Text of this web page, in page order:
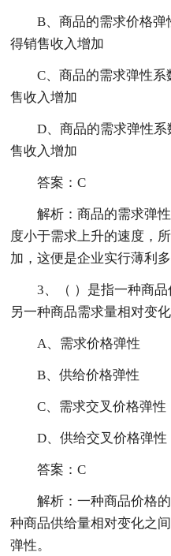
B、商品的需求价格
得销售收入增加
C、商品的需求弹性
售收入增加
D、商品的需求弹性
售收入增加
答案：C
解析：商品的需求弹
度小于需求上升的速度，
加，这便是企业实行薄利
3、（ ）是指一种商
另一种商品需求量相对变化
A、需求价格弹性
B、供给价格弹性
C、需求交叉价格弹性
D、供给交叉价格弹性
答案：C
解析：一种商品价格
种商品供给量相对变化之
弹性。